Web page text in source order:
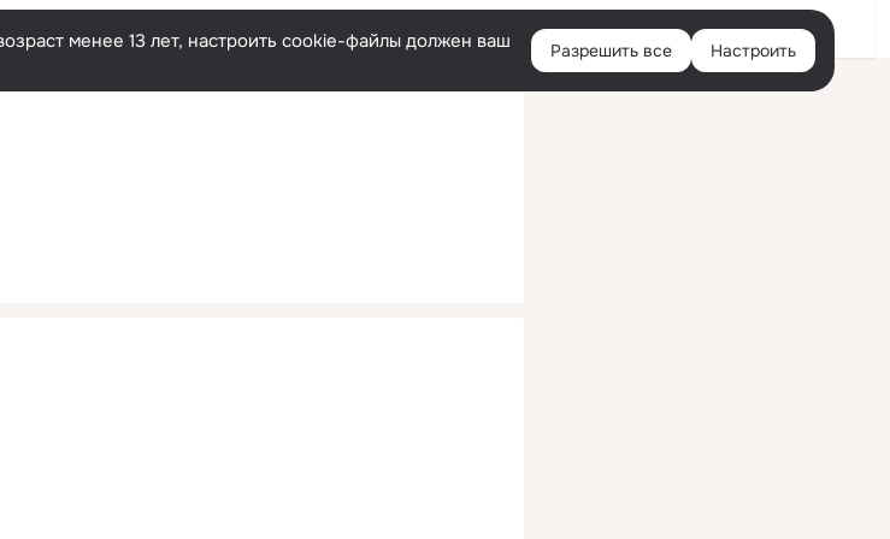
Русский Войти
менее 13 лет, настроить cookie-файлы должен ваш
Разрешить все Настроить